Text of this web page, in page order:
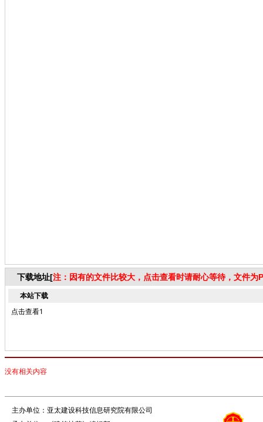
下载地址[注：因有的文件比较大，点击查看时请耐心等待，文件为
本站下载
点击查看1
没有相关内容
主办单位：亚太建设科技信息研究院有限公司